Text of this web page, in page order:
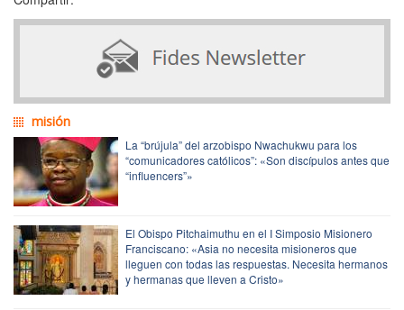
misión
La “brújula” del arzobispo Nwachukwu para los
“comunicadores católicos”: «Son discípulos antes que
“influencers”»
El Obispo Pitchaimuthu en el I Simposio Misionero
Franciscano: «Asia no necesita misioneros que
lleguen con todas las respuestas. Necesita hermanos
y hermanas que lleven a Cristo»